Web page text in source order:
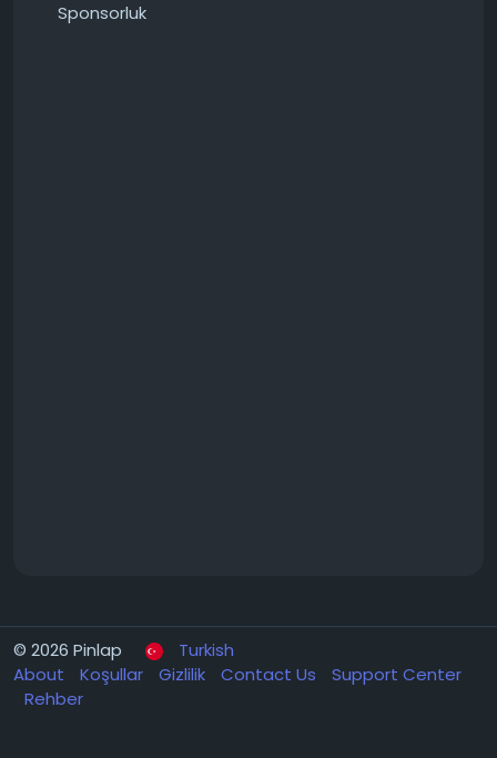
Sponsorluk
© 2026 Pinlap
Turkish
About
Koşullar Gizlilik Contact Us
Support Center
Rehber